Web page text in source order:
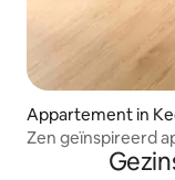
Appartement in
Zen geïnspireerd
uitzicht op de